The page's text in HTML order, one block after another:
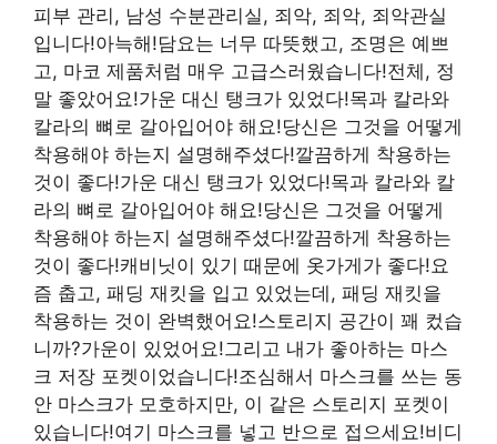
피부 관리, 남성 수분관리실, 죄악, 죄악, 죄악관실
입니다!아늑해!담요는 너무 따뜻했고, 조명은 예쁘
고, 마코 제품처럼 매우 고급스러웠습니다!전체, 정
말 좋았어요!가운 대신 탱크가 있었다!목과 칼라와
칼라의 뼈로 갈아입어야 해요!당신은 그것을 어떻게
착용해야 하는지 설명해주셨다!깔끔하게 착용하는
것이 좋다!가운 대신 탱크가 있었다!목과 칼라와 칼
라의 뼈로 갈아입어야 해요!당신은 그것을 어떻게
착용해야 하는지 설명해주셨다!깔끔하게 착용하는
것이 좋다!캐비닛이 있기 때문에 옷가게가 좋다!요
즘 춥고, 패딩 재킷을 입고 있었는데, 패딩 재킷을
착용하는 것이 완벽했어요!스토리지 공간이 꽤 컸습
니까?가운이 있었어요!그리고 내가 좋아하는 마스
크 저장 포켓이었습니다!조심해서 마스크를 쓰는 동
안 마스크가 모호하지만, 이 같은 스토리지 포켓이
있습니다!여기 마스크를 넣고 반으로 접으세요!비디